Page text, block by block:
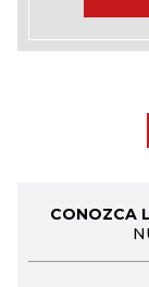
CONOZCA